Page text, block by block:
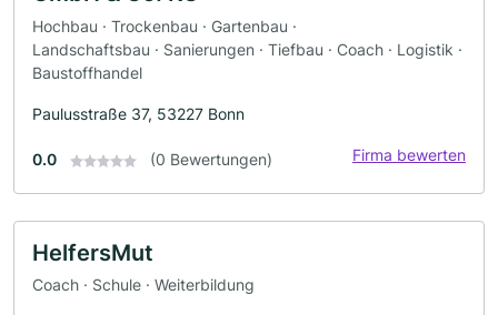
Hochbau · Trockenbau · Gartenbau ·
Landschaftsbau · Sanierungen · Tiefbau · Coach · Logistik ·
Baustoffhandel
Paulusstraße 37, 53227 Bonn
0.0 (0 Bewertungen) Firma bewerten
HelfersMut
Coach · Schule · Weiterbildung